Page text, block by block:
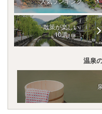
散策が楽しい
10選
温泉